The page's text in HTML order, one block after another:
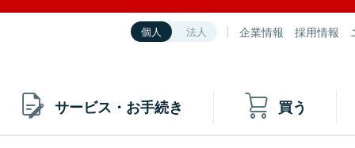
個人 法人 企業情報 採用情報
サービス・お手続き 買う